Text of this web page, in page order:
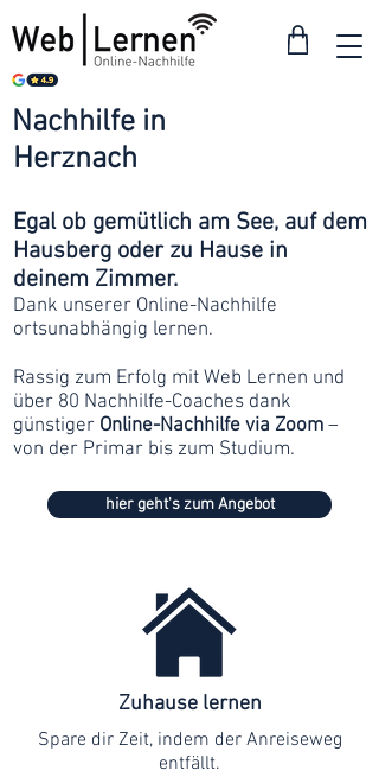
Herznach
Nachhilfe in
Egal ob gemütlich am See, auf dem
Hausberg oder zu Hause in
deinem Zimmer.
Dank unserer Online-Nachhilfe
ortsunabhängig lernen.
Rassig zum Erfolg mit Web Lernen und
über 80 Nachhilfe-Coaches dank
günstiger Online-Nachhilfe via Zoom –
von der Primar bis zum Studium.
hier geht's zum Angebot
Zuhause lernen
Spare dir Zeit, indem der Anreiseweg
entfällt.